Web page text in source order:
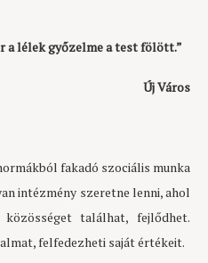
a lélek győzelme a test fölött.”
Új Város
fakadó szociális munka
intézmény szeretne lenni, ahol
közösséget találhat, fejlődhet.
felfedezheti saját értékeit.